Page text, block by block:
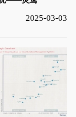
2025-03-03